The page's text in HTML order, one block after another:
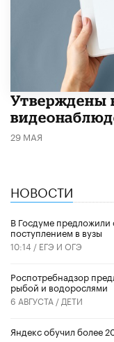
Утверждены
29 МАЯ
НОВОСТИ
В Госдуме предложили
поступлением в вузы
10:14 / ЕГЭ И ОГЭ
Роспотребнадзор
рыбой и водорослями
6 АВГУСТА / ДЕТИ
​Яндекс обучил более